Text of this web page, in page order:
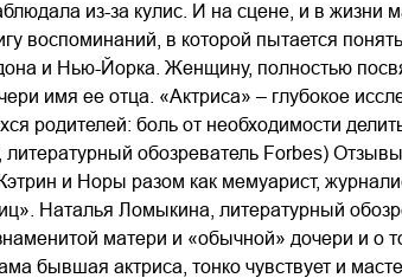
из-за кулис. И на сцене, и в жизни
воспоминаний, в которой пытается
и Нью-Йорка. Женщину, полностью
имя ее отца. «Актриса» – глубокое
родителей: боль от необходимости
обозреватель Forbes)
и Норы разом как мемуарист,
Наталья Ломыкина, литературный
матери и «обычной» дочери и о
бывшая актриса, тонко чувствует и